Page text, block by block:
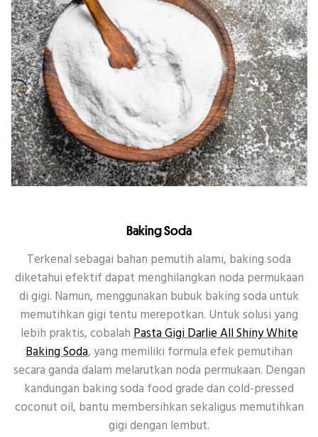
Baking Soda
Terkenal sebagai bahan pemutih alami, baking soda
diketahui efektif dapat menghilangkan noda permukaan
di gigi. Namun, menggunakan bubuk baking soda untuk
memutihkan gigi tentu merepotkan. Untuk solusi yang
lebih praktis, cobalahPasta Gigi Darlie All Shiny White
Baking Soda, yang memiliki formula efek pemutihan
secara ganda dalam melarutkan noda permukaan. Dengan
kandungan baking soda food grade dan cold-pressed
coconut oil, bantu membersihkan sekaligus memutihkan
gigi dengan lembut.